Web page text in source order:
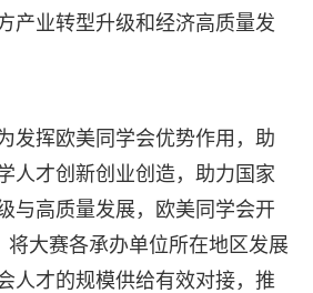
产业转型升级和经济高质量发
发挥欧美同学会优势作用，助
人才创新创业创造，助力国家
与高质量发展，欧美同学会开
将大赛各承办单位所在地区发展
人才的规模供给有效对接，推